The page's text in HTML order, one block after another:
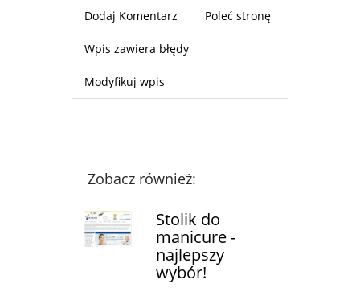
Dodaj Komentarz Poleć stronę
Wpis zawiera błędy
Modyfikuj wpis
Zobacz również:
Stolik do
manicure -
najlepszy
wybór!